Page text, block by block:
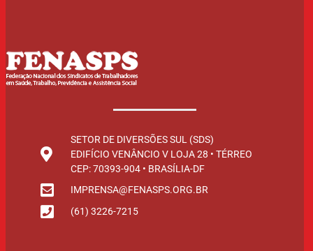
SETOR DE DIVERSÕES SUL (SDS)
EDIFÍCIO VENÂNCIO V LOJA 28 • TÉRREO
CEP: 70393-904 • BRASÍLIA-DF
IMPRENSA@FENASPS.ORG.BR
(61) 3226-7215